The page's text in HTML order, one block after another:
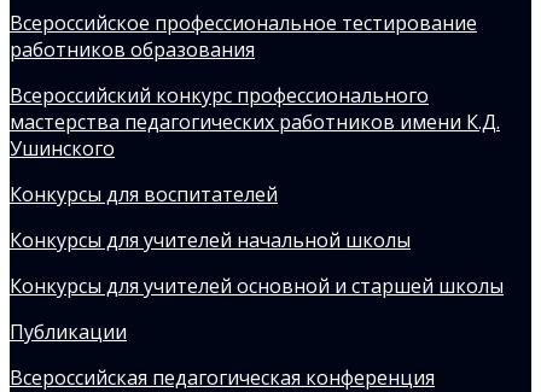
Всероссийское профессиональное тестирование
работников образования
Всероссийский конкурс профессионального
мастерства педагогических работников имени К.Д.
Ушинского
Конкурсы для воспитателей
Конкурсы для учителей начальной школы
Конкурсы для учителей основной и старшей школы
Публикации
Всероссийская педагогическая конференция